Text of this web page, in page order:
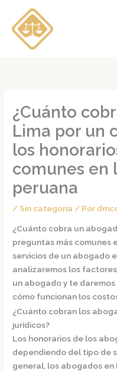
contenido
¿Cuánto
Lima por un
los
comunes en
peruana
/ Sin categoría / Por
¿Cuánto cobra un
preguntas más comunes
servicios de un abogado
analizaremos los
un abogado y te
cómo funcionan los
¿Cuánto cobran los
jurídicos?
Los honorarios de los
dependiendo del tipo de
general, los abogados